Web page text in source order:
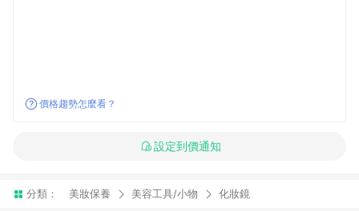
價格趨勢怎麼看？
設定到價通知
分類： 美妝保養 美容工具/小物 化妝鏡